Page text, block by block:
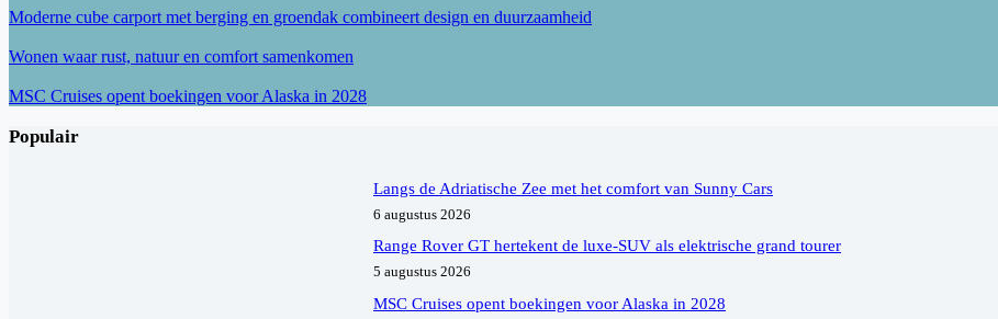
Moderne cube carport met berging en groendak combineert design en duurzaamheid
Wonen waar rust, natuur en comfort samenkomen
MSC Cruises opent boekingen voor Alaska in 2028
Populair
Langs de Adriatische Zee met het comfort van Sunny Cars
6 augustus 2026
Range Rover GT hertekent de luxe-SUV als elektrische grand tourer
5 augustus 2026
MSC Cruises opent boekingen voor Alaska in 2028